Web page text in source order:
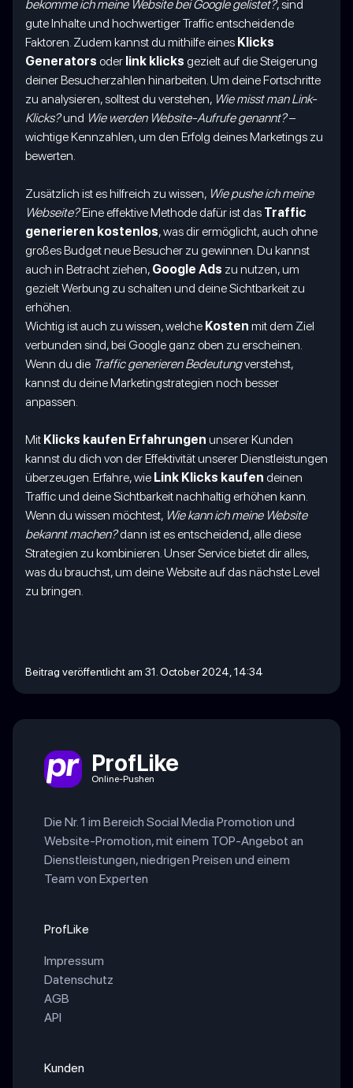
bekomme ich meine Website bei Google gelistet?, sind
gute Inhalte und hochwertiger Traffic entscheidende
Faktoren. Zudem kannst du mithilfe eines Klicks
Generators oder link klicks gezielt auf die Steigerung
deiner Besucherzahlen hinarbeiten. Um deine Fortschritte
zu analysieren, solltest du verstehen, Wie misst man Link-
Klicks?und Wie werden Website-Aufrufe genannt?–
wichtige Kennzahlen, um den Erfolg deines Marketings zu
bewerten.
Zusätzlich ist es hilfreich zu wissen, Wie pushe ich meine
Webseite?Eine effektive Methode dafür ist das Traffic
generieren kostenlos, was dir ermöglicht, auch ohne
großes Budget neue Besucher zu gewinnen. Du kannst
auch in Betracht ziehen, Google Ads zu nutzen, um
gezielt Werbung zu schalten und deine Sichtbarkeit zu
erhöhen.
Wichtig ist auch zu wissen, welche Kosten mit dem Ziel
verbunden sind, bei Google ganz oben zu erscheinen.
Wenn du die Traffic generieren Bedeutungverstehst,
kannst du deine Marketingstrategien noch besser
anpassen.
Mit Klicks kaufen Erfahrungen unserer Kunden
kannst du dich von der Effektivität unserer Dienstleistungen
überzeugen. Erfahre, wie Link Klicks kaufen deinen
Traffic und deine Sichtbarkeit nachhaltig erhöhen kann.
Wenn du wissen möchtest, Wie kann ich meine Website
bekannt machen?dann ist es entscheidend, alle diese
Strategien zu kombinieren. Unser Service bietet dir alles,
was du brauchst, um deine Website auf das nächste Level
zu bringen.
Beitrag veröffentlicht am 31. October 2024, 14:34
ProfLike
Online-Pushen
Die Nr. 1 im Bereich Social Media Promotion und
Website-Promotion, mit einem TOP-Angebot an
Dienstleistungen, niedrigen Preisen und einem
Team von Experten
ProfLike
Impressum
Datenschutz
AGB
API
Kunden